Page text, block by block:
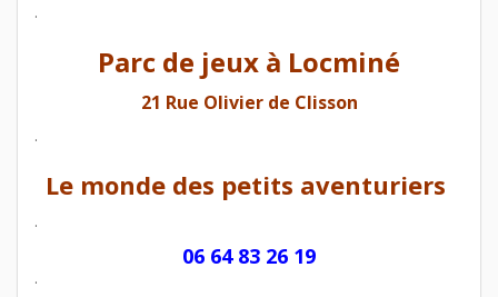
.
Parc de jeux à Locminé
21 Rue Olivier de Clisson
.
Le monde des petits aventuriers
.
06 64 83 26 19
.